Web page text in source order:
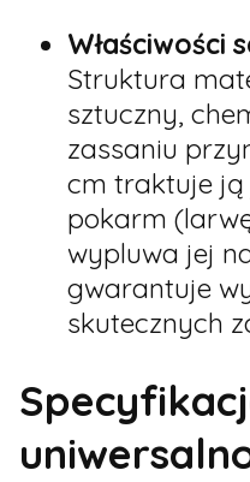
Właściwości
Struktura
sztuczny,
zassaniu
cm traktuje
pokarm
wypluwa jej
gwarantuje
skutecznych